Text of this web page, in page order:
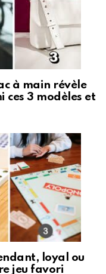
à main révèle
ces 3 modèles et
loyal ou
jeu favori